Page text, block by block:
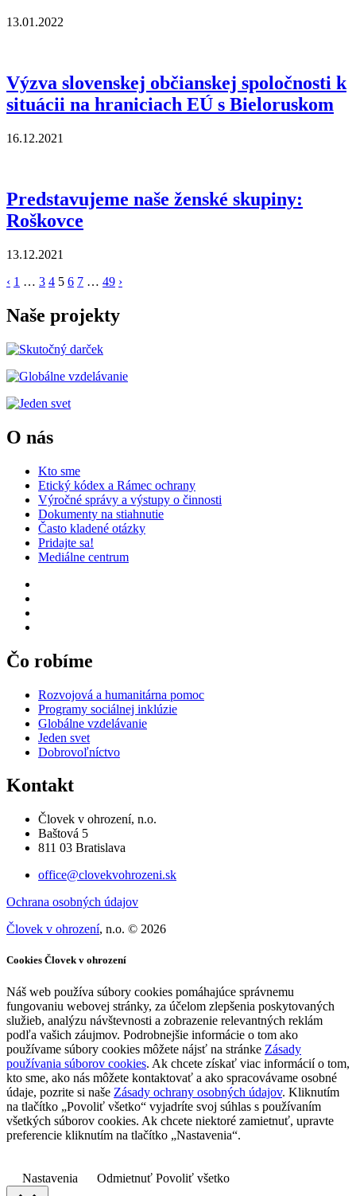
13.01.2022
Výzva slovenskej občianskej spoločnosti k
situácii na hraniciach EÚ s Bieloruskom
16.12.2021
Predstavujeme naše ženské skupiny:
Roškovce
13.12.2021
‹ Predchádzajúca
1 … 3 4 5 6 7 … 49 ›Nasledujúca
Naše projekty
O nás
Kto sme
Etický kódex a Rámec ochrany
Výročné správy a výstupy o činnosti
Dokumenty na stiahnutie
Často kladené otázky
Pridajte sa!
Mediálne centrum
Čo robíme
Rozvojová a humanitárna pomoc
Programy sociálnej inklúzie
Globálne vzdelávanie
Jeden svet
Dobrovoľníctvo
Kontakt
Človek v ohrození, n.o.
Baštová 5
811 03 Bratislava
office@clovekvohrozeni.sk
Ochrana osobných údajov
Človek v ohrození, n.o. © 2026
Cookies Človek v ohrození
Náš web používa súbory cookies pomáhajúce správnemu
fungovaniu webovej stránky, za účelom zlepšenia poskytovaných
služieb, analýzu návštevnosti a zobrazenie relevantných reklám
podľa vašich záujmov. Podrobnejšie informácie o tom ako
používame súbory cookies môžete nájsť na stránke Zásady
používania súborov cookies. Ak chcete získať viac informácií o tom,
kto sme, ako nás môžete kontaktovať a ako spracovávame osobné
údaje, pozrite si naše Zásady ochrany osobných údajov. Kliknutím
na tlačítko „Povoliť všetko“ vyjadríte svoj súhlas s používaním
všetkých súborov cookies. Ak chcete niektoré zamietnuť, upravte
preferencie kliknutím na tlačítko „Nastavenia“.
Nastavenia Odmietnuť Povoliť všetko